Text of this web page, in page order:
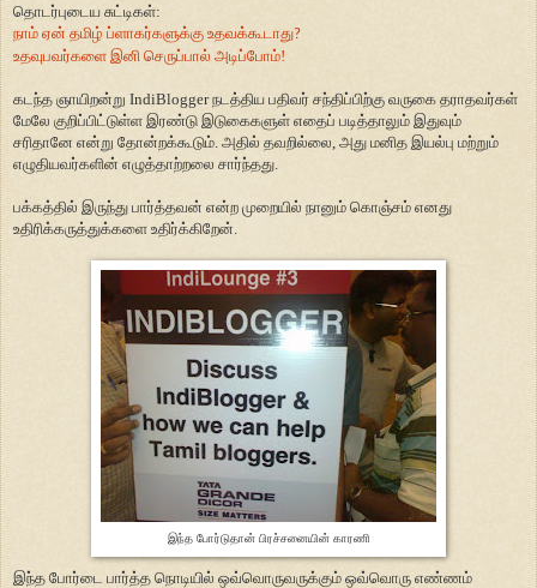
தொடர்புடைய சுட்டிகள்:
நாம் ஏன் தமிழ் ப்ளாகர்களுக்கு உதவக்கூடாது?
உதவுபவர்களை இனி செருப்பால் அடிப்போம்!
கடந்த ஞாயிறன்று IndiBlogger நடத்திய பதிவர் சந்திப்பிற்கு வருகை தராதவர்கள்
மேலே குறிப்பிட்டுள்ள இரண்டு இடுகைகளுள் எதைப் படித்தாலும் இதுவும்
சரிதானே என்று தோன்றக்கூடும். அதில் தவறில்லை, அது மனித இயல்பு மற்றும்
எழுதியவர்களின் எழுத்தாற்றலை சார்ந்தது.
பக்கத்தில் இருந்து பார்த்தவன் என்ற முறையில் நானும் கொஞ்சம் எனது
உதிரிக்கருத்துக்களை உதிர்க்கிறேன்.
இந்த போர்டுதான் பிரச்சனையின் காரணி
இந்த போர்டை பார்த்த நொடியில் ஒவ்வொருவருக்கும் ஒவ்வொரு எண்ணம்